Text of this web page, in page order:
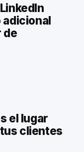
adicional
de
el lugar
clientes